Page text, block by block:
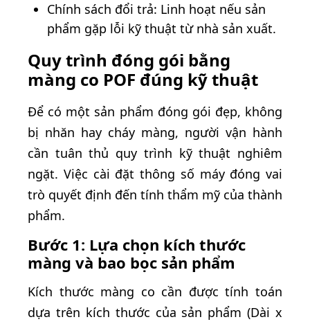
Chính sách đổi trả: Linh hoạt nếu sản
phẩm gặp lỗi kỹ thuật từ nhà sản xuất.
Quy trình đóng gói bằng
màng co POF đúng kỹ thuật
Để có một sản phẩm đóng gói đẹp, không
bị nhăn hay cháy màng, người vận hành
cần tuân thủ quy trình kỹ thuật nghiêm
ngặt. Việc cài đặt thông số máy đóng vai
trò quyết định đến tính thẩm mỹ của thành
phẩm.
Bước 1: Lựa chọn kích thước
màng và bao bọc sản phẩm
Kích thước màng co cần được tính toán
dựa trên kích thước của sản phẩm (Dài x